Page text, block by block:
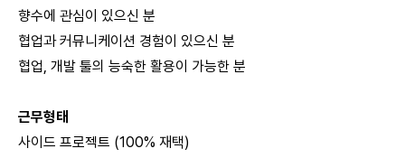
향수에 관심이 있으신 분
협업과 커뮤니케이션 경험이 있으신 분
협업, 개발 툴의 능숙한 활용이 가능한 분
근무형태
사이드 프로젝트 (100% 재택)